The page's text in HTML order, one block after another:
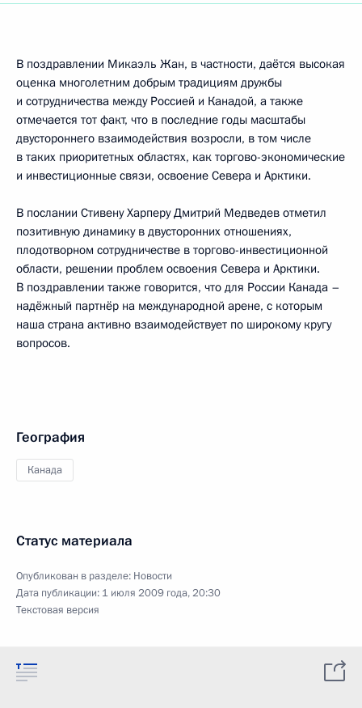
В поздравлении Микаэль Жан, в частности, даётся высокая
оценка многолетним добрым традициям дружбы
и сотрудничества между Россией и Канадой, а также
отмечается тот факт, что в последние годы масштабы
двустороннего взаимодействия возросли, в том числе
в таких приоритетных областях, как торгово-экономические
и инвестиционные связи, освоение Севера и Арктики.
В послании Стивену Харперу Дмитрий Медведев отметил
позитивную динамику в двусторонних отношениях,
плодотворном сотрудничестве в торгово-инвестиционной
области, решении проблем освоения Севера и Арктики.
В поздравлении также говорится, что для России Канада –
надёжный партнёр на международной арене, с которым
наша страна активно взаимодействует по широкому кругу
вопросов.
География
Канада
Статус материала
Опубликован в разделе: Новости
Дата публикации: 1 июля 2009 года, 20:30
Текстовая версия